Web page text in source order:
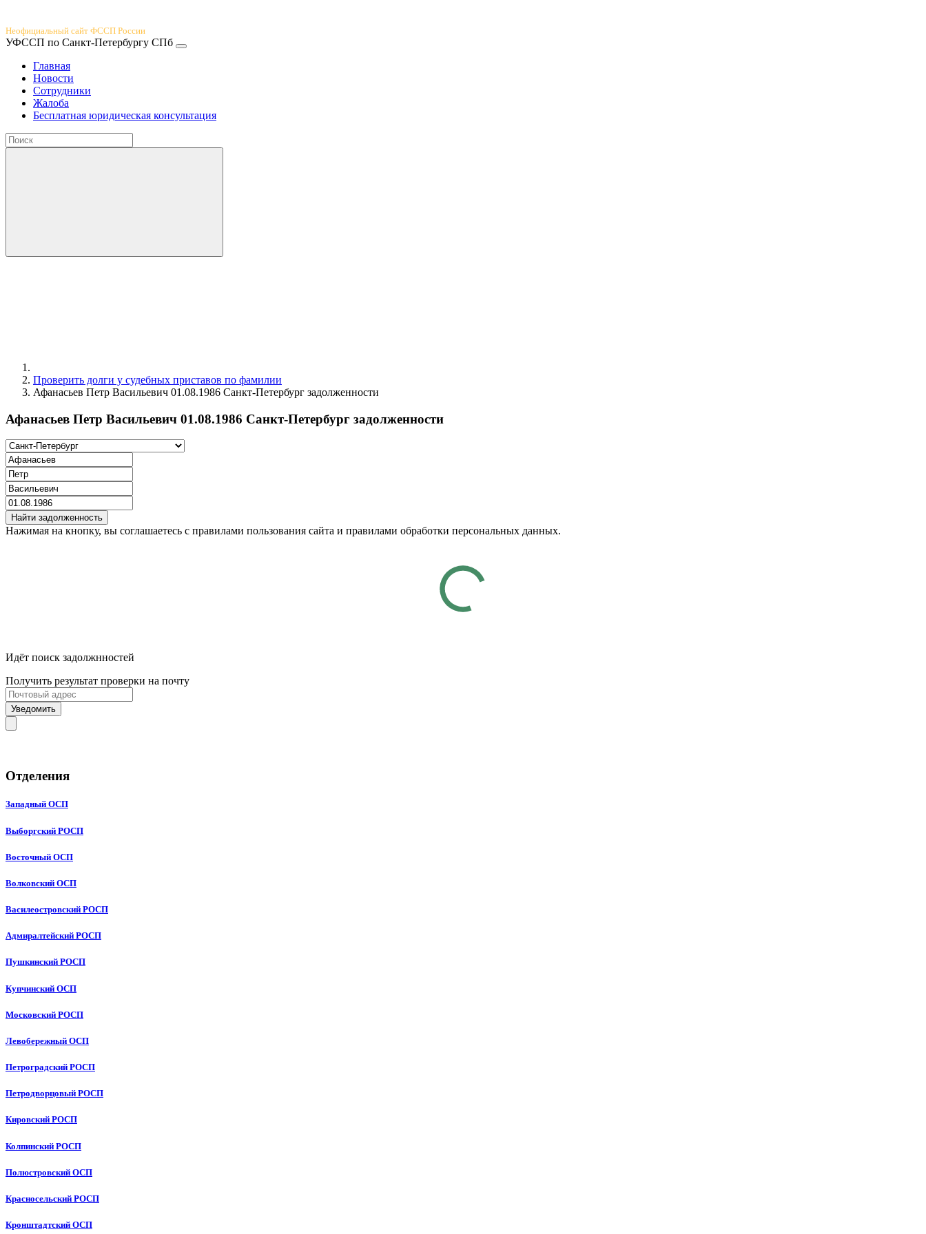
Неофициальный сайт ФССП России
УФССП по Санкт-Петербургу СПб
Главная
Новости
Сотрудники
Жалоба
Бесплатная юридическая консультация
Проверить долги у судебных приставов по фамилии
Афанасьев Петр Васильевич 01.08.1986 Санкт-Петербург задолженности
Афанасьев Петр Васильевич 01.08.1986 Санкт-Петербург задолженности
Найти задолженность
Нажимая на кнопку, вы соглашаетесь с правилами пользования сайта и правилами обработки персональных данных.
Идёт поиск задолжнностей
Получить результат проверки на почту
Уведомить
Отделения
Западный ОСП
Выборгский РОСП
Восточный ОСП
Волковский ОСП
Василеостровский РОСП
Адмиралтейский РОСП
Пушкинский РОСП
Купчинский ОСП
Московский РОСП
Левобережный ОСП
Петроградский РОСП
Петродворцовый РОСП
Кировский РОСП
Колпинский РОСП
Полюстровский ОСП
Красносельский РОСП
Кронштадтский ОСП